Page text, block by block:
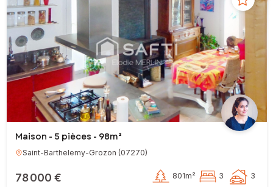
Maison - 5 pièces - 98m²
Saint-Barthelemy-Grozon (07270)
78 000 € 801m² 3 3